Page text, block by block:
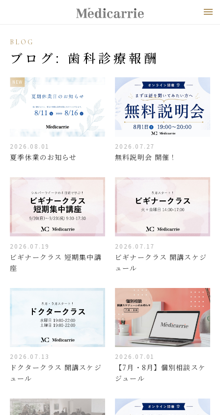
メ
BLOG
ブログ: 歯科診療報酬
NEW
2026.08.01
夏季休業のお知らせ
2026.07.27
無料説明会 開催！
2026.07.19
ビギナークラス 短期集中講
座
2026.07.17
ビギナークラス 開講スケジ
ュール
2026.07.13
ドクタークラス 開講スケジ
ュール
2026.07.01
【7月・8月】個別相談スケ
ジュール